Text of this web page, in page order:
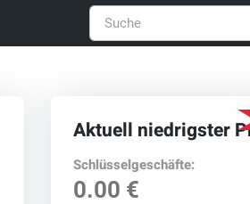
Aktuell niedrigster
Schlüsselgeschäfte:
0.00 €